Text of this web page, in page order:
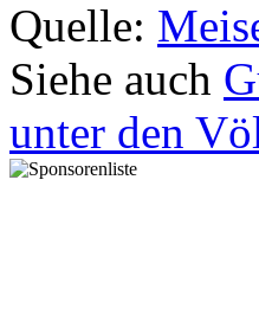
Quelle:
Siehe auch
unter den